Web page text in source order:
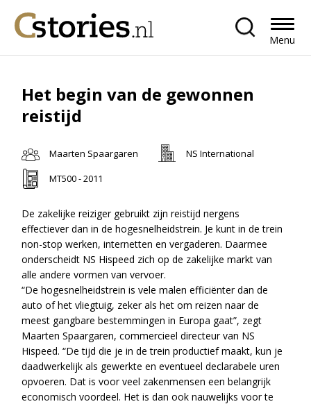
Menu
Het begin van de gewonnen
reistijd
Maarten Spaargaren
NS International
MT500 - 2011
De zakelijke reiziger gebruikt zijn reistijd nergens
effectiever dan in de hogesnelheidstrein. Je kunt in de trein
non-stop werken, internetten en vergaderen. Daarmee
onderscheidt NS Hispeed zich op de zakelijke markt van
alle andere vormen van vervoer.
“De hogesnelheidstrein is vele malen efficiënter dan de
auto of het vliegtuig, zeker als het om reizen naar de
meest gangbare bestemmingen in Europa gaat”, zegt
Maarten Spaargaren, commercieel directeur van NS
Hispeed. “De tijd die je in de trein productief maakt, kun je
daadwerkelijk als gewerkte en eventueel declarabele uren
opvoeren. Dat is voor veel zakenmensen een belangrijk
economisch voordeel. Het is dan ook nauwelijks voor te